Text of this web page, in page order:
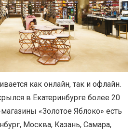
как онлайн, так и офлайн.
в Екатеринбурге более 20
«Золотое Яблоко» есть
Москва, Казань, Самара,